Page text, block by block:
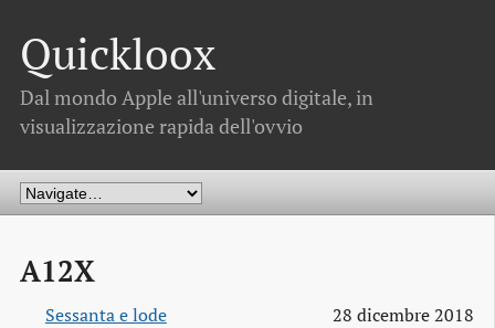
Quickloox
Dal mondo Apple all'universo digitale, in
visualizzazione rapida dell'ovvio
A12X
Sessanta e lode
28 dicembre 2018